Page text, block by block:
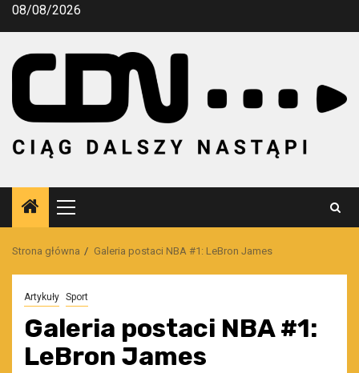
Przejdź
08/08/2026
Menu
główne
Strona główna Galeria postaci NBA #1: LeBron James
Artykuły Sport
Galeria postaci NBA #1:
LeBron James